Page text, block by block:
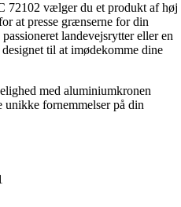
72102 vælger du et produkt af høj
at presse grænserne for din
landevejsrytter eller en
til at imødekomme dine
med aluminiumkronen
fornemmelser på din